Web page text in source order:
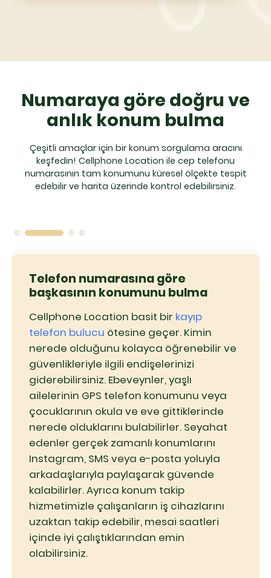
Numaraya göre doğru ve
anlık konum bulma
Çeşitli amaçlar için bir konum sorgulama aracını
keşfedin! Cellphone Location ile cep telefonu
numarasının tam konumunu küresel ölçekte tespit
edebilir ve harita üzerinde kontrol edebilirsiniz.
Telefon numarasına göre
başkasının konumunu bulma
Cellphone Location basit bir kayıp
telefon bulucu ötesine geçer. Kimin
nerede olduğunu kolayca öğrenebilir ve
güvenlikleriyle ilgili endişelerinizi
giderebilirsiniz. Ebeveynler, yaşlı
ailelerinin GPS telefon konumunu veya
çocuklarının okula ve eve gittiklerinde
nerede olduklarını bulabilirler. Seyahat
edenler gerçek zamanlı konumlarını
Instagram, SMS veya e-posta yoluyla
arkadaşlarıyla paylaşarak güvende
kalabilirler. Ayrıca konum takip
hizmetimizle çalışanların iş cihazlarını
uzaktan takip edebilir, mesai saatleri
içinde iyi çalıştıklarından emin
olabilirsiniz.